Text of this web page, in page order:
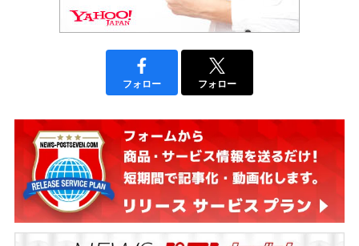
フォロー フォロー